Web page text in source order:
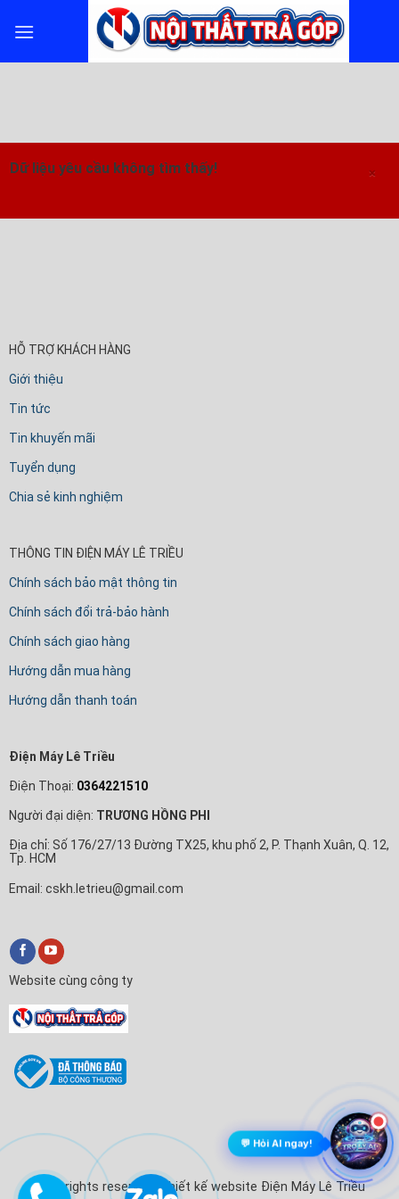
Dữ liệu yêu cầu không tìm thấy! ×
HỖ TRỢ KHÁCH HÀNG
Giới thiệu
Tin tức
Tin khuyến mãi
Tuyển dụng
Chia sẻ kinh nghiệm
THÔNG TIN ĐIỆN MÁY LÊ TRIỀU
Chính sách bảo mật thông tin
Chính sách đổi trả-bảo hành
Chính sách giao hàng
Hướng dẫn mua hàng
Hướng dẫn thanh toán
Điện Máy Lê Triều
Điện Thoại: 0364221510
Người đại diện: TRƯƠNG HỒNG PHI
Địa chỉ: Số 176/27/13 Đường TX25, khu phố 2, P. Thạnh Xuân, Q. 12,
Tp. HCM
Email: cskh.letrieu@gmail.com
Website cùng công ty
© All rights reserved. Thiết kế website Điện Máy Lê Triều
💬 Hỏi AI ngay!